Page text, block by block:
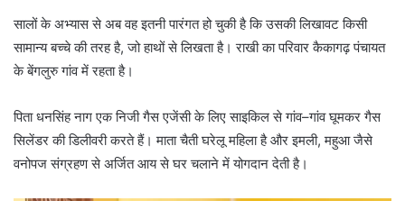
सालों के अभ्यास से अब वह इतनी पारंगत हो चुकी है कि उसकी लिखावट किसी
सामान्य बच्चे की तरह है, जो हाथों से लिखता है। राखी का परिवार कैकागढ़ पंचायत
के बेंगलुरु गांव में रहता है।
पिता धनसिंह नाग एक निजी गैस एजेंसी के लिए साइकिल से गांव–गांव घूमकर गैस
सिलेंडर की डिलीवरी करते हैं। माता चैती घरेलू महिला है और इमली, महुआ जैसे
वनोपज संग्रहण से अर्जित आय से घर चलाने में योगदान देती है।